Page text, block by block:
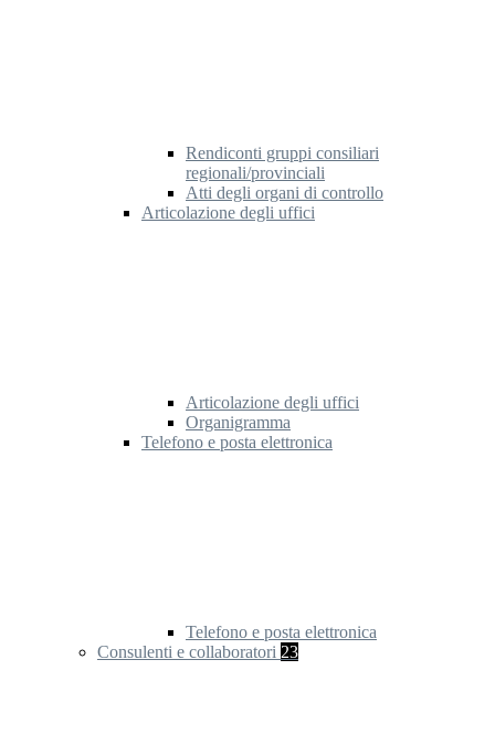
Rendiconti gruppi consiliari
regionali/provinciali
Atti degli organi di controllo
Articolazione degli uffici
Articolazione degli uffici
Organigramma
Telefono e posta elettronica
Telefono e posta elettronica
Consulenti e collaboratori 23